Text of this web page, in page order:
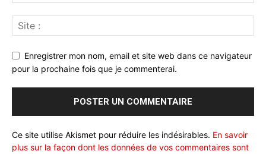
Enregistrer mon nom, email et site web dans ce navigateur
pour la prochaine fois que je commenterai.
Ce site utilise Akismet pour réduire les indésirables. En savoir
plus sur la façon dont les données de vos commentaires sont